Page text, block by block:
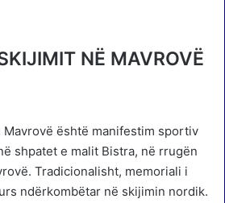
NË MAVROVË
është manifestim sportiv
shpatet e malit Bistra, në rrugën
Tradicionalisht, memoriali i
ndërkombëtar në skijimin nordik.